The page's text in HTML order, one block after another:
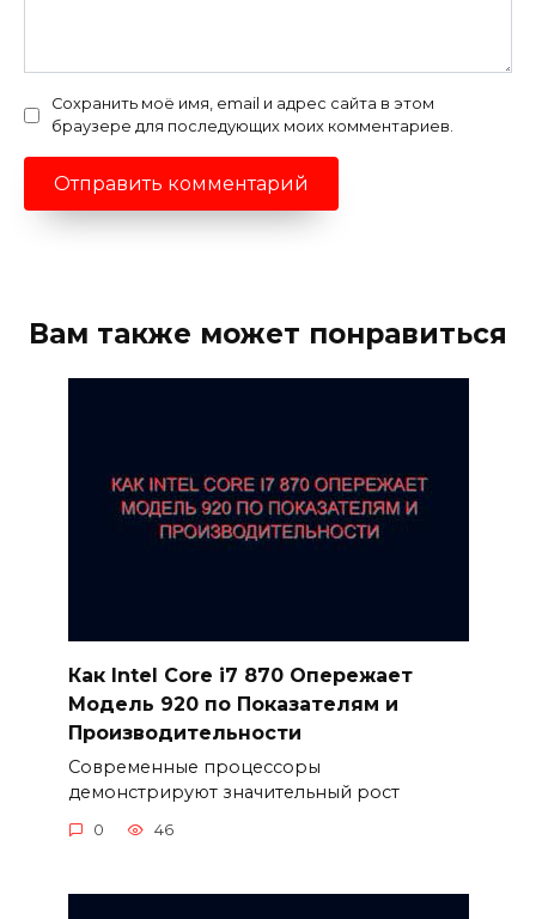
Сохранить моё имя, email и адрес сайта в этом
браузере для последующих моих комментариев.
Вам также может понравиться
Как Intel Core i7 870 Опережает
Модель 920 по Показателям и
Производительности
Современные процессоры
демонстрируют значительный рост
0 46